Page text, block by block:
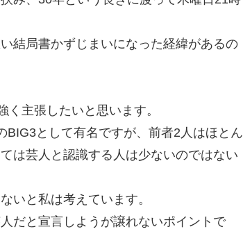
結局書かずじまいになった経緯があるの
く主張したいと思います。
BIG3として有名ですが、前者2人はほとん
は芸人と認識する人は少ないのではない
いと私は考えています。
だと宣言しようが譲れないポイントで